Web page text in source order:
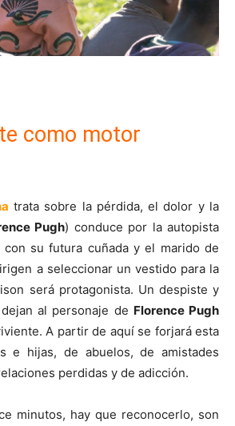
como motor
trata sobre la pérdida, el dolor y la
Pugh) conduce por la autopista
con su futura cuñada y el marido de
a seleccionar un vestido para la
será protagonista. Un despiste y
al personaje de Florence Pugh
A partir de aquí se forjará esta
e hijas, de abuelos, de amistades
perdidas y de adicción.
minutos, hay que reconocerlo, son